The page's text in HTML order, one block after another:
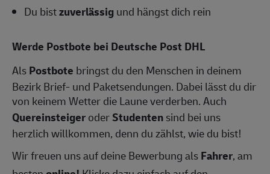
Du bistzuverlässigund hängst dich rein
Werde Postbote bei Deutsche Post DHL
AlsPostbote bringst du den Menschen in deinem
Bezirk Brief- und Paketsendungen. Dabei lässt du dir
von keinem Wetter die Laune verderben. Auch
QuereinsteigeroderStudentensind bei uns
herzlich willkommen, denn du zählst, wie du bist!
Wir freuen uns auf deine Bewerbung alsFahrer, am